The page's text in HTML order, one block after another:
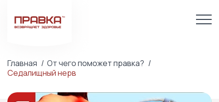
Главная
От чего поможет правка?
Седалищный нерв